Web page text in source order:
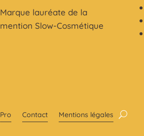
Marque lauréate de la
mention Slow-Cosmétique
Pro Contact Mentions légales